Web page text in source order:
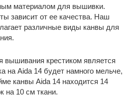
материалом для вышивки.
зависит от ее качества. Наш
различные виды канвы для
вышивания крестиком является
на Aida 14 будет намного мельче,
канвы Aida 14 находится 14
на 10 см ткани.